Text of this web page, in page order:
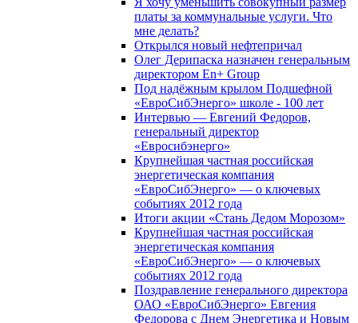
платы за коммунальные услуги. Что
мне делать?
Открылся новый нефтепричал
Олег Дерипаска назначен генеральным
директором En+ Group
Под надёжным крылом Подшефной
«ЕвроСибЭнерго» школе - 100 лет
Интервью — Евгений Федоров,
генеральный директор
«Евросибэнерго»
Крупнейшая частная российская
энергетическая компания
«ЕвроСибЭнерго» — о ключевых
событиях 2012 года
Итоги акции «Стань Дедом Морозом»
Крупнейшая частная российская
энергетическая компания
«ЕвроСибЭнерго» — о ключевых
событиях 2012 года
Поздравление генерального директора
ОАО «ЕвроСибЭнерго» Евгения
Федорова с Днем Энергетика и Новым